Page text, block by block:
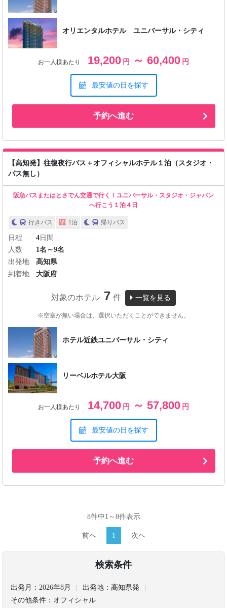
オリエンタルホテル ユニバーサル・シティ
お一人様あたり 19,200 円 ～ 60,400 円
最安値の日を探す
予約へ進む
【高知発】往復夜行バス＋オフィシャルホテル１泊（スタジオ・
パス無し）
阪急バスまたはとさでん交通で行く！ユニバーサル・スタジオ・ジャパン
へ行こう１泊４日
行きバス 1泊 帰りバス
日程 4日間
人数
1名～9名
出発地
高知県
到着地
大阪府
対象のホテル 7 件 一覧を見る
※空室が無い場合は、選択いただくことができません。
ホテル近鉄ユニバーサル・シティ
リーベルホテル大阪
お一人様あたり 14,700 円 ～ 57,800 円
最安値の日を探す
予約へ進む
8件中1～8件表示
前へ 1 次へ
検索条件
出発月： 2026年8月 出発地： 高知県発
その他条件： オフィシャル